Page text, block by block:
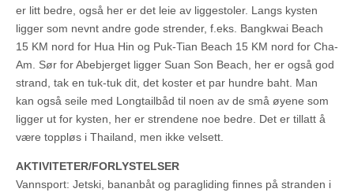
er litt bedre, også her er det leie av liggestoler. Langs kysten
ligger som nevnt andre gode strender, f.eks. Bangkwai Beach
15 KM nord for Hua Hin og Puk-Tian Beach 15 KM nord for Cha-
Am. Sør for Abebjerget ligger Suan Son Beach, her er også god
strand, tak en tuk-tuk dit, det koster et par hundre baht. Man
kan også seile med Longtailbåd til noen av de små øyene som
ligger ut for kysten, her er strendene noe bedre. Det er tillatt å
være toppløs i Thailand, men ikke velsett.
AKTIVITETER/FORLYSTELSER
Vannsport: Jetski, bananbåt og paragliding finnes på stranden i